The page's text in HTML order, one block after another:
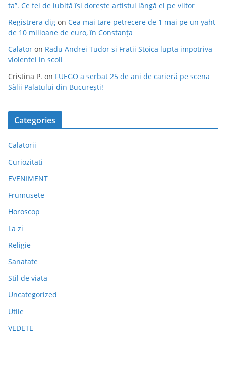
ta”. Ce fel de iubită își dorește artistul lângă el pe viitor
Registrera dig on Cea mai tare petrecere de 1 mai pe un yaht
de 10 milioane de euro, în Constanța
Calator on Radu Andrei Tudor si Fratii Stoica lupta impotriva
violentei in scoli
Cristina P. on FUEGO a serbat 25 de ani de carieră pe scena
Sălii Palatului din București!
Categories
Calatorii
Curiozitati
EVENIMENT
Frumusete
Horoscop
La zi
Religie
Sanatate
Stil de viata
Uncategorized
Utile
VEDETE